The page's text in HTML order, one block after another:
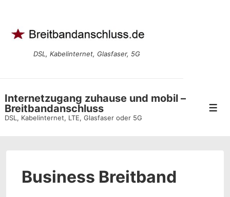
Inhalt
DSL, Kabelinternet, Glasfaser, 5G
Internetzugang zuhause und mobil –
Breitbandanschluss
DSL, Kabelinternet, LTE, Glasfaser oder 5G
Business Breitband